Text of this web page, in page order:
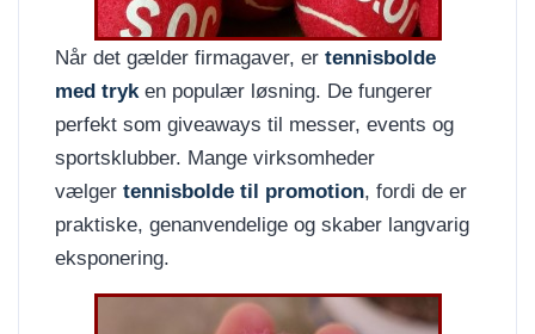
Når det gælder firmagaver, er tennisbolde
med tryken populær løsning. De fungerer
perfekt som giveaways til messer, events og
sportsklubber. Mange virksomheder
vælger tennisbolde til promotion, fordi de er
praktiske, genanvendelige og skaber langvarig
eksponering.